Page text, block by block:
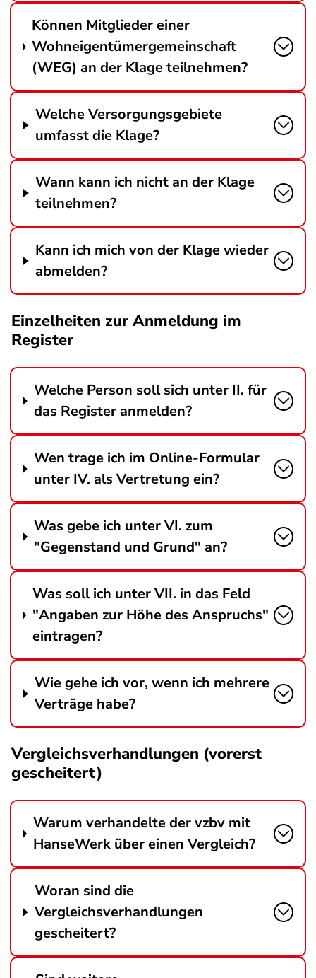
Können Mitglieder einer
Wohneigentümergemeinschaft
(WEG) an der Klage teilnehmen?
Welche Versorgungsgebiete
umfasst die Klage?
Wann kann ich nicht an der Klage
teilnehmen?
Kann ich mich von der Klage wieder
abmelden?
Einzelheiten zur Anmeldung im
Register
Welche Person soll sich unter II. für
das Register anmelden?
Wen trage ich im Online-Formular
unter IV. als Vertretung ein?
Was gebe ich unter VI. zum
"Gegenstand und Grund" an?
Was soll ich unter VII. in das Feld
"Angaben zur Höhe des Anspruchs"
eintragen?
Wie gehe ich vor, wenn ich mehrere
Verträge habe?
Vergleichsverhandlungen (vorerst
gescheitert)
Warum verhandelte der vzbv mit
HanseWerk über einen Vergleich?
Woran sind die
Vergleichsverhandlungen
gescheitert?